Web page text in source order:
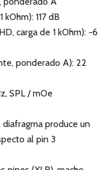
kOhm): 117 dB
carga de 1 kOhm): −6
ponderado A): 22
SPL / mOe
produce un
al pin 3